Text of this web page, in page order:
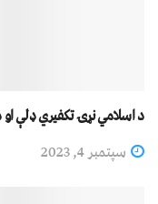
د اسلامي نړۍ تکفيري ډلې
سپتمبر 4, 2023